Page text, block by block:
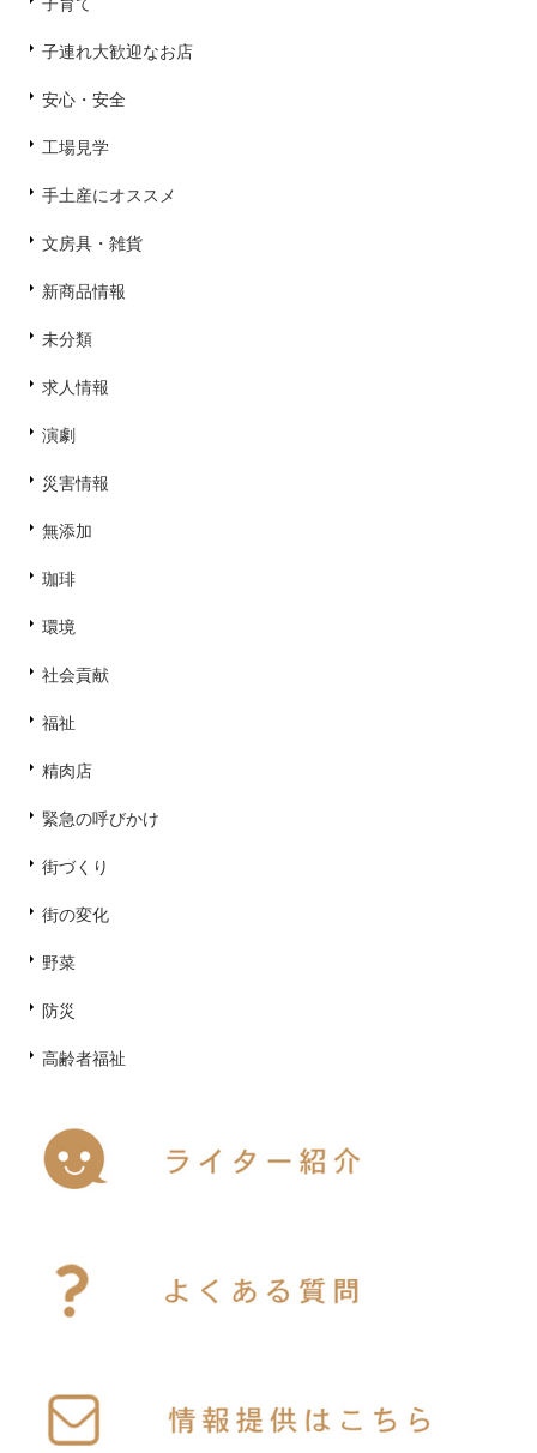
子育て
子連れ大歓迎なお店
安心・安全
工場見学
手土産にオススメ
文房具・雑貨
新商品情報
未分類
求人情報
演劇
災害情報
無添加
珈琲
環境
社会貢献
福祉
精肉店
緊急の呼びかけ
街づくり
街の変化
野菜
防災
高齢者福祉